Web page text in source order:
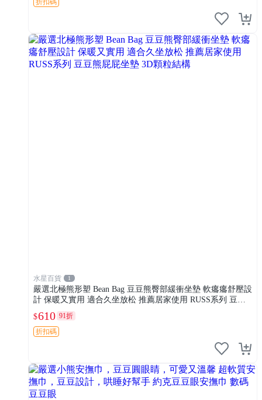
折扣碼
水星百貨 1
嚴選北極熊形塑 Bean Bag 豆豆熊臀部緩衝坐墊 軟癟癟舒壓設
計 保暖又實用 適合久坐放松 推薦居家使用 RUSS系列 豆豆
熊屁屁坐墊 3D顆粒結構
$610 91折
折扣碼